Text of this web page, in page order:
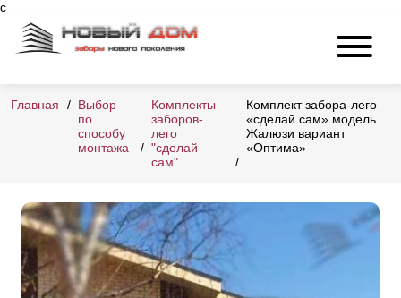
c
Главная
Выбор
по
способу
монтажа
Комплекты
заборов-
лего
"сделай
сам"
Комплект забора-лего
«сделай сам» модель
Жалюзи вариант
«Оптима»